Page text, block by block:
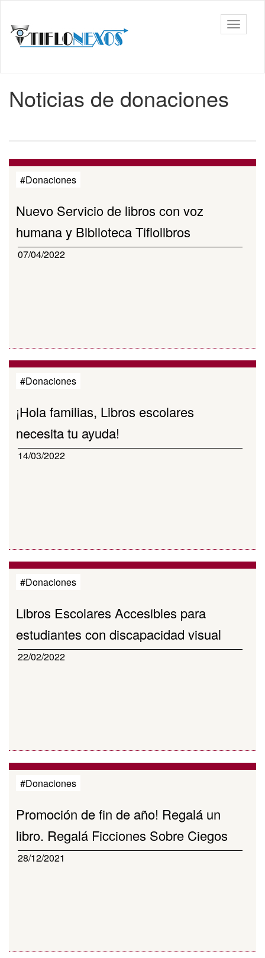
contenido
principal
Tiflonexos
barra
Contenido
principal
Noticias de donaciones
#Donaciones
Nuevo Servicio de libros con voz
humana y Biblioteca Tiflolibros
07/04/2022
#Donaciones
¡Hola familias, Libros escolares
necesita tu ayuda!
14/03/2022
#Donaciones
Libros Escolares Accesibles para
estudiantes con discapacidad visual
22/02/2022
#Donaciones
Promoción de fin de año! Regalá un
libro. Regalá Ficciones Sobre Ciegos
28/12/2021